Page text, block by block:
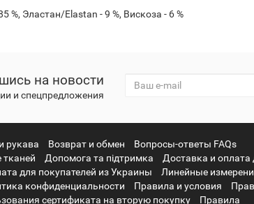
%, Эластан/Elastan - 9 %, Вискоза - 6 %
на новости
и спецпредложения
рукава Возврат и обмен
Вопросы-ответы FAQs
тканей Допомога та підтримка
Доставка и оплата
для покупателей из Украины
Линейные
конфиденциальности Правила и условия
сертификата на вторую покупку Правила